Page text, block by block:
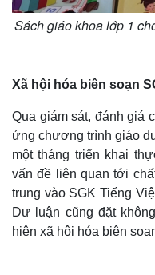
Sách giáo khoa lớp 1
Xã hội hóa biên soạn
Qua giám sát, đánh giá
ứng chương trình giáo
một tháng triển khai
vấn đề liên quan tới
trung vào SGK Tiếng
Dư luận cũng đặt
hiện xã hội hóa biên